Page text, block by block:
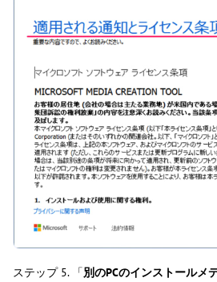
ステップ 5. 「別のPCのインストールメ